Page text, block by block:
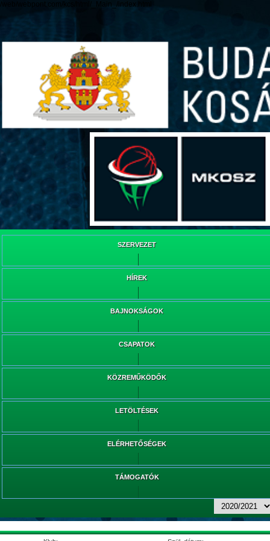
/web/webpont.com/kcs/html/_Main_/index.html
SZERVEZET
HÍREK
BAJNOKSÁGOK
CSAPATOK
KÖZREMŰKÖDŐK
LETÖLTÉSEK
ELÉRHETŐSÉGEK
TÁMOGATÓK